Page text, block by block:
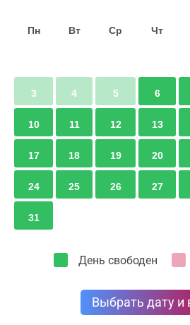
Македонского царства.
Пелла - это место, где история
Македонского перестаёт быть
Пн Вт Ср Чт
3 4 5 6
10 11 12 13
17 18 19 20
24 25 26 27
31
День свободен
Выбрать дату и